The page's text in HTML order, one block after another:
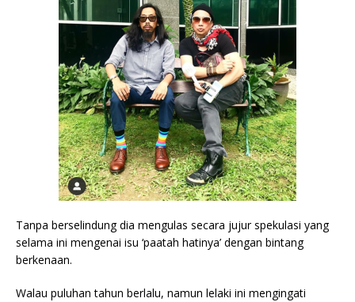
Tanpa berselindung dia mengulas secara jujur spekulasi yang
selama ini mengenai isu ‘paatah hatinya’ dengan bintang
berkenaan.
Walau puluhan tahun berlalu, namun lelaki ini mengingati